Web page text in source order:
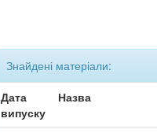
Знайдені матеріали:
Дата
випуску
Назва